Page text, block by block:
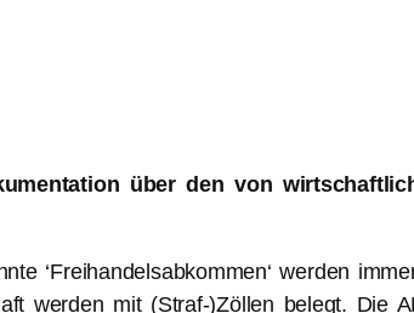
über den von
‘Freihandelsabkommen‘ werden
werden mit (Straf-)Zöllen belegt. Die